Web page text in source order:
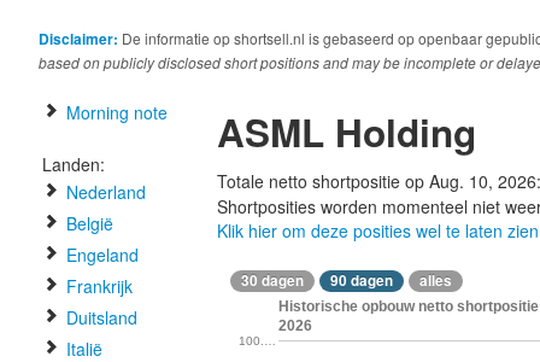
Disclaimer: De informatie op shortsell.nl is gebaseerd op openbaar
based on publicly disclosed short positions and may be incomplete or
Morning note
Landen:
Nederland
België
Engeland
Frankrijk
Duitsland
Italië
ASML Holding
Totale netto shortpositie op Aug. 10,
Shortposities worden momenteel niet
Klik hier om deze posities wel te laten zien
30 dagen 90 dagen alles
Historische opbouw netto
2026
100.…